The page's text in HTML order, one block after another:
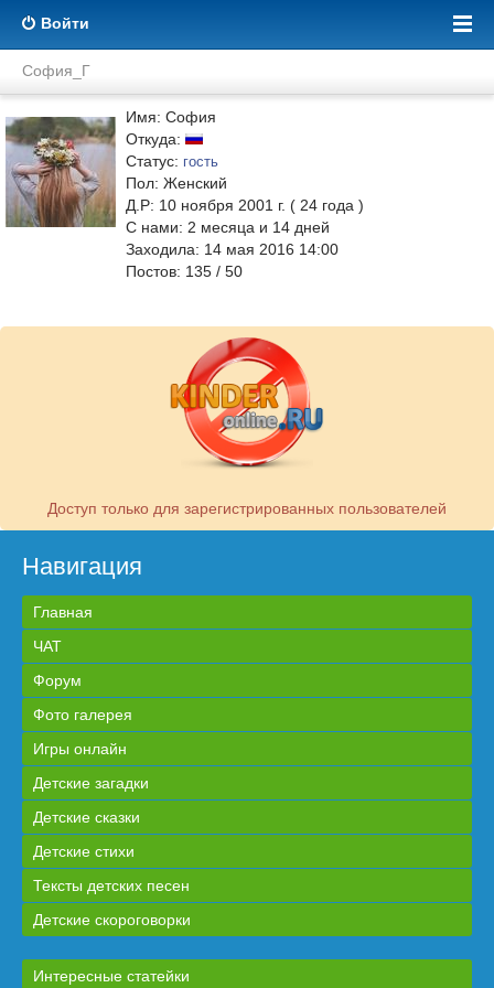
Войти
София_Г
Имя: София
Откуда:
Статус: гость
Пол: Женский
Д.Р: 10 ноября 2001 г. ( 24 года )
С нами: 2 месяца и 14 дней
Заходила: 14 мая 2016 14:00
Постов: 135 / 50
Доступ только для зарегистрированных пользователей
Навигация
Главная
ЧАТ
Форум
Фото галерея
Игры онлайн
Детские загадки
Детские сказки
Детские стихи
Тексты детских песен
Детские скороговорки
Интересные статейки